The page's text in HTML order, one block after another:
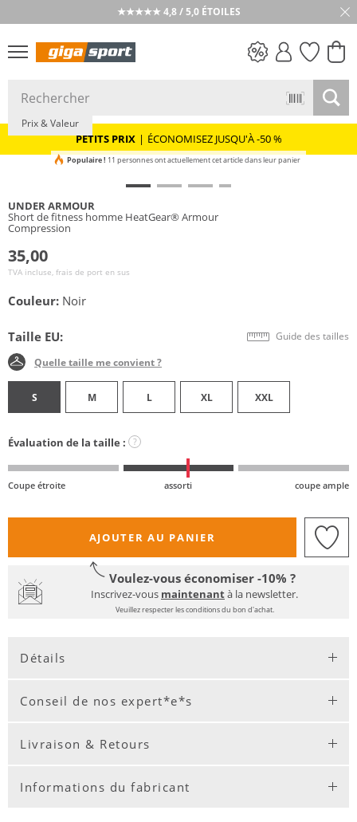
★★★★★ 4,8 / 5,0 ÉTOILES
PETITS PRIX
PETITS PRIX | ÉCONOMISEZ JUSQU'À -50 %
Prix & Valeur
Populaire ! 11 personnes ont actuellement cet article dans leur panier
UNDER ARMOUR
Short de fitness homme HeatGear® Armour
Compression
35,00
TVA incluse, frais de port en sus
Couleur: Noir
Taille EU: Guide des tailles
Quelle taille me convient ?
S M L XL XXL
Évaluation de la taille : ?
Coupe étroite assorti coupe ample
AJOUTER AU PANIER
Voulez-vous économiser -10% ?
Inscrivez-vous maintenantà la newsletter.
Veuillez respecter les conditions du bon d'achat.
Détails
Conseil de nos expert*e*s
Livraison & Retours
Informations du fabricant